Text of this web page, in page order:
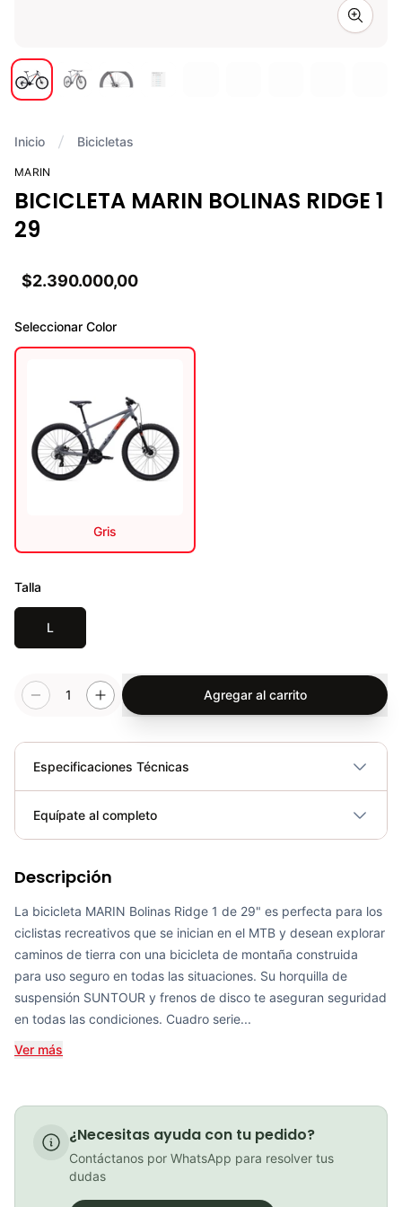
Zoom
Inicio Bicicletas
MARIN
BICICLETA MARIN BOLINAS RIDGE 1
29
$2.390.000,00
Seleccionar Color
Gris
Talla
L
1 Agregar al carrito
Especificaciones Técnicas
Plegable No
Equípate al completo
COP 2,590,000.00
BICICLETA RUTA ADDICT RC 40 DI2 2023 CARBON 12 VEL SCOTT DORADO / NEGRO
BICICLETA SCOTT ADDICT RC 20 2025
COP 22,590,000.00
Descripción
La bicicleta MARIN Bolinas Ridge 1 de 29" es perfecta para los
ciclistas recreativos que se inician en el MTB y desean explorar
caminos de tierra con una bicicleta de montaña construida
para uso seguro en todas las situaciones. Su horquilla de
suspensión SUNTOUR y frenos de disco te aseguran seguridad
en todas las condiciones. Cuadro serie...
Ver más
¿Necesitas ayuda con tu pedido?
Contáctanos por WhatsApp para resolver tus
dudas